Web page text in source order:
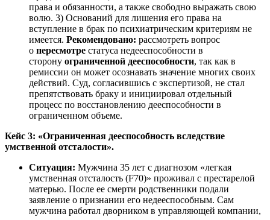
права и обязанности, а также свободно выражать свою
волю. 3) Оснований для лишения его права на
вступление в брак по психиатрическим критериям не
имеется. Рекомендовано: рассмотреть вопрос
о пересмотре статуса недееспособности в
сторону ограниченной дееспособности, так как в
ремиссии он может осознавать значение многих своих
действий. Суд, согласившись с экспертизой, не стал
препятствовать браку и инициировал отдельный
процесс по восстановлению дееспособности в
ограниченном объеме.
Кейс 3: «Ограниченная дееспособность вследствие
умственной отсталости».
Ситуация: Мужчина 35 лет с диагнозом «легкая
умственная отсталость (F70)» проживал с престарелой
матерью. После ее смерти родственники подали
заявление о признании его недееспособным. Сам
мужчина работал дворником в управляющей компании,